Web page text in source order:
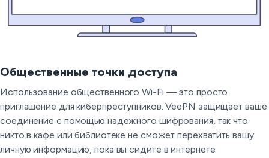
Общественные точки доступа
Использование общественного Wi-Fi — это просто
приглашение для киберпреступников. VeePN защищает ваше
соединение с помощью надежного шифрования, так что
никто в кафе или библиотеке не сможет перехватить вашу
личную информацию, пока вы сидите в интернете.